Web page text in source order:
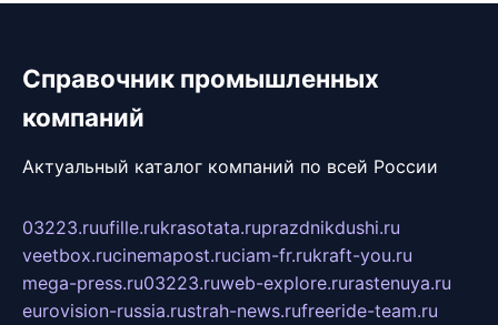
Справочник промышленных
компаний
Актуальный каталог компаний по всей России
03223.ruufille.rukrasotata.ruprazdnikdushi.ru
veetbox.rucinemapost.ruciam-fr.rukraft-you.ru
mega-press.ru03223.ruweb-explore.rurastenuya.ru
eurovision-russia.rustrah-news.rufreeride-team.ru